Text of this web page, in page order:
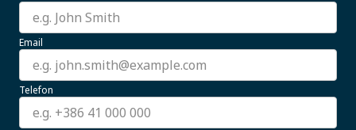
Email
Telefon